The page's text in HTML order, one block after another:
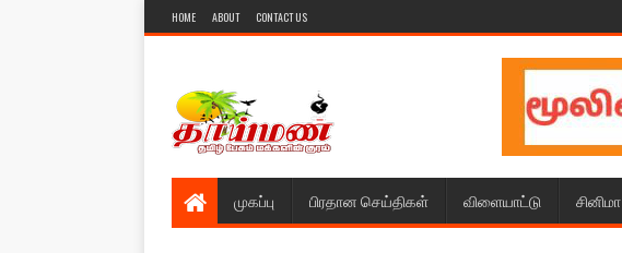
HOME ABOUT CONTACT US
முகப்பு பிரதான செய்திகள் விளையாட்டு சினிமா